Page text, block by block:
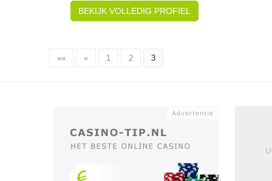
BEKIJK VOLLEDIG PROFIEL
«« « 1 2 3